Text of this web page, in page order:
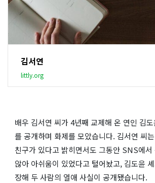
김서연
littly.org
배우 김서연 씨가 4년째 교제해 온 연인 김
를 공개하며 화제를 모았습니다. 김서연 씨
친구가 있다고 밝히면서도 그동안 SNS에서
않아 아쉬움이 있었다고 털어놨고, 김도윤
장해 두 사람의 열애 사실이 공개됐습니다.